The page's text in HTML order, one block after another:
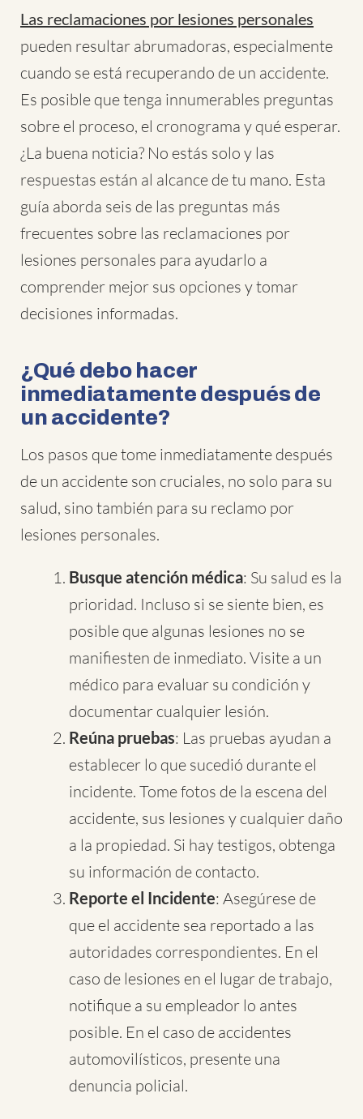
Las reclamaciones por lesiones personales
pueden resultar abrumadoras, especialmente
cuando se está recuperando de un accidente.
Es posible que tenga innumerables preguntas
sobre el proceso, el cronograma y qué esperar.
¿La buena noticia? No estás solo y las
respuestas están al alcance de tu mano. Esta
guía aborda seis de las preguntas más
frecuentes sobre las reclamaciones por
lesiones personales para ayudarlo a
comprender mejor sus opciones y tomar
decisiones informadas.
¿Qué debo hacer
inmediatamente después de
un accidente?
Los pasos que tome inmediatamente después
de un accidente son cruciales, no solo para su
salud, sino también para su reclamo por
lesiones personales.
Busque atención médica: Su salud es la
prioridad. Incluso si se siente bien, es
posible que algunas lesiones no se
manifiesten de inmediato. Visite a un
médico para evaluar su condición y
documentar cualquier lesión.
Reúna pruebas: Las pruebas ayudan a
establecer lo que sucedió durante el
incidente. Tome fotos de la escena del
accidente, sus lesiones y cualquier daño
a la propiedad. Si hay testigos, obtenga
su información de contacto.
Reporte el Incidente: Asegúrese de
que el accidente sea reportado a las
autoridades correspondientes. En el
caso de lesiones en el lugar de trabajo,
notifique a su empleador lo antes
posible. En el caso de accidentes
automovilísticos, presente una
denuncia policial.